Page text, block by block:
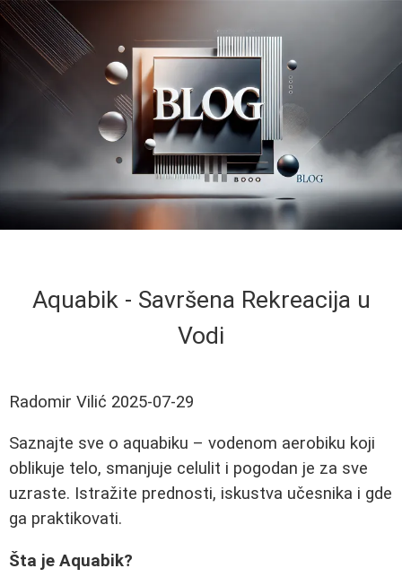
Aquabik - Savršena Rekreacija u
Vodi
Radomir Vilić 2025-07-29
Saznajte sve o aquabiku – vodenom aerobiku koji
oblikuje telo, smanjuje celulit i pogodan je za sve
uzraste. Istražite prednosti, iskustva učesnika i gde
ga praktikovati.
Šta je Aquabik?